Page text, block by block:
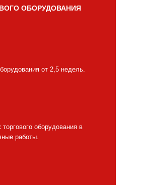
ОБОРУДОВАНИЯ
от 2,5 недель.
оборудования в
работы.